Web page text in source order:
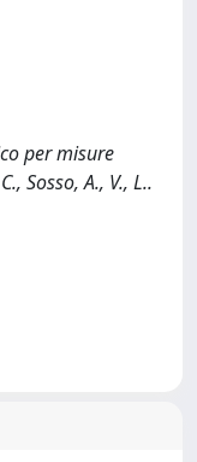
per misure
Sosso, A., V., L..